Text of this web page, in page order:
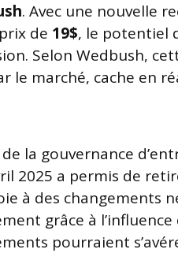
. Avec une nouvelle
de 19$, le potentiel
Selon Wedbush,
le marché, cache en
la gouvernance
2025 a permis de
à des changements
grâce à l’influence
pourraient